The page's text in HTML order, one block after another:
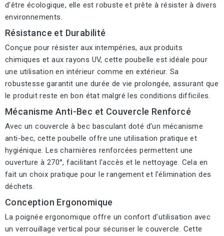
d'être écologique, elle est robuste et prête à résister à divers
environnements.
Résistance et Durabilité
Conçue pour résister aux intempéries, aux produits
chimiques et aux rayons UV, cette poubelle est idéale pour
une utilisation en intérieur comme en extérieur. Sa
robustesse garantit une durée de vie prolongée, assurant que
le produit reste en bon état malgré les conditions difficiles.
Mécanisme Anti-Bec et Couvercle Renforcé
Avec un couvercle à bec basculant doté d'un mécanisme
anti-bec, cette poubelle offre une utilisation pratique et
hygiénique. Les charnières renforcées permettent une
ouverture à 270°, facilitant l'accès et le nettoyage. Cela en
fait un choix pratique pour le rangement et l'élimination des
déchets.
Conception Ergonomique
La poignée ergonomique offre un confort d'utilisation avec
un verrouillage vertical pour sécuriser le couvercle. Cette